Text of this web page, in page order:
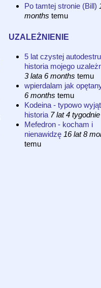
Po tamtej stronie (Bill)
months temu
uzależnienie
5 lat czystej
historia mojego
3 lata 6 months temu
wpierdalam jak
6 months temu
Kodeina - typowo
historia 7 lat 4 tygodnie
Mefedron - kocham i
nienawidzę 16 lat 8
temu